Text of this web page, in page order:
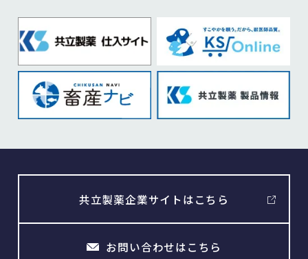
共立製薬企業サイトはこちら
お問い合わせはこちら